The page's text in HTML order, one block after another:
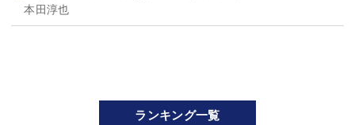
本田淳也
ランキング一覧